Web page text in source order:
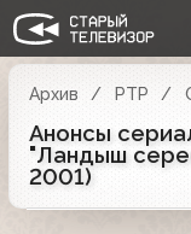
Архив РТР
Анонсы
"Ландыш
2001)